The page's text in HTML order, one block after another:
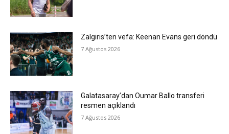
Zalgiris’ten vefa: Keenan Evans geri döndü
7 Ağustos 2026
Galatasaray’dan Oumar Ballo transferi
resmen açıklandı
7 Ağustos 2026